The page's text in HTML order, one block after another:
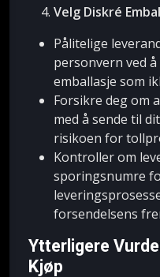
Velg Diskré
Pålitelige
personvern ved
emballasje som
Forsikre deg om
med å sende til
risikoen for
Kontroller om
sporingsnumre
forsendelsens
Ytterligere
Kjøp